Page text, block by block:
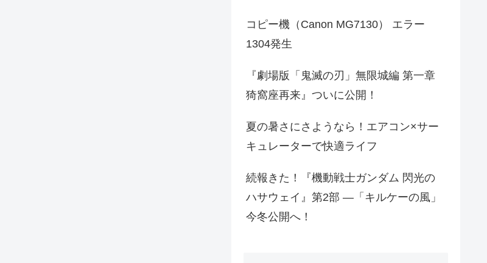
コピー機（Canon MG7130） エラー
1304発生
『劇場版「鬼滅の刃」無限城編 第一章
猗窩座再来』ついに公開！
夏の暑さにさようなら！エアコン×サー
キュレーターで快適ライフ
続報きた！『機動戦士ガンダム 閃光の
ハサウェイ』第2部 ―「キルケーの風」
今冬公開へ！